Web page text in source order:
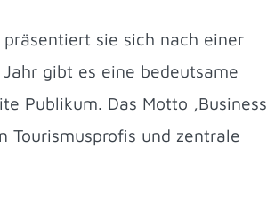
sie sich nach einer
gibt es eine bedeutsame
Publikum. Das Motto ‚Business
Tourismusprofis und zentrale